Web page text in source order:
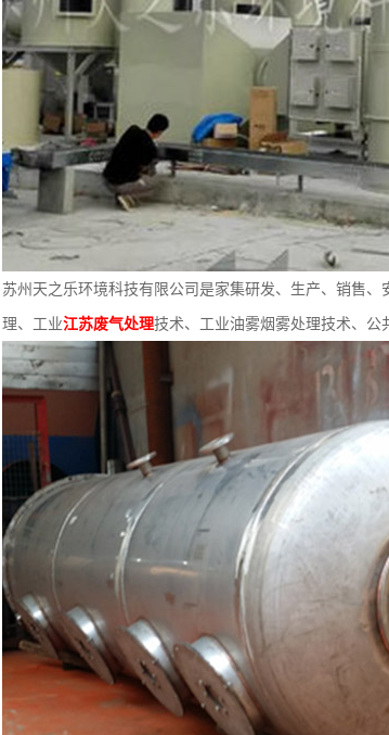
苏州天之乐环境科技有限公司是家集研发、生产、销售
理、工业江苏废气处理技术、工业油雾烟雾处理技术、